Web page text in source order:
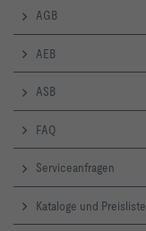
AGB
AEB
ASB
FAQ
Serviceanfragen
Kataloge und Preisliste